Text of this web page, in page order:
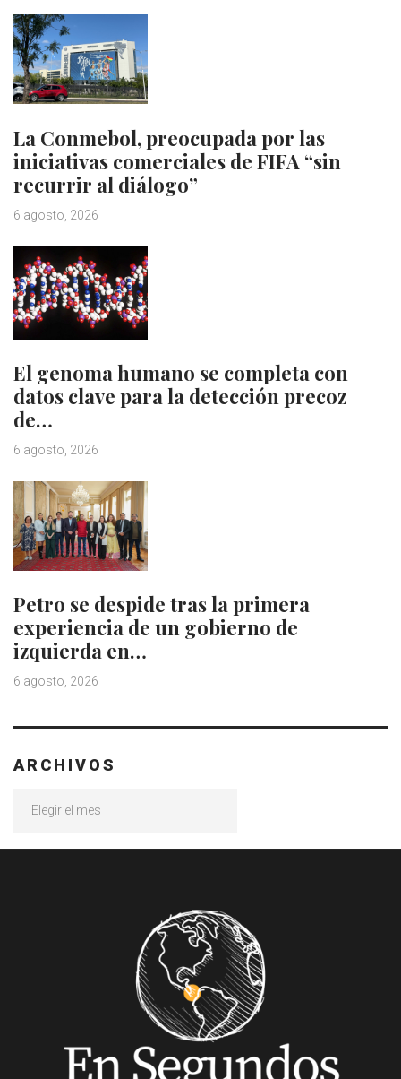
La Conmebol, preocupada por las
iniciativas comerciales de FIFA “sin
recurrir al diálogo”
6 agosto, 2026
El genoma humano se completa con
datos clave para la detección precoz
de…
6 agosto, 2026
Petro se despide tras la primera
experiencia de un gobierno de
izquierda en…
6 agosto, 2026
ARCHIVOS